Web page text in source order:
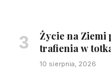
Życie na Ziemi
trafienia w
10 sierpnia, 2026